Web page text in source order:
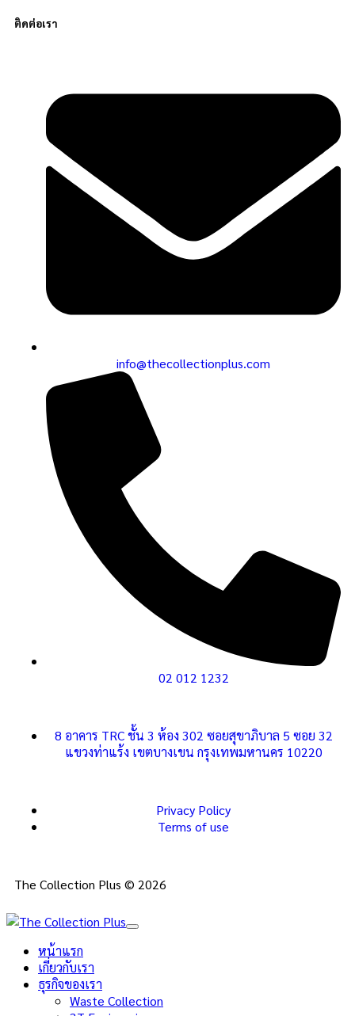
ติดต่อเรา
info@thecollectionplus.com
02 012 1232
8 อาคาร TRC ชั้น 3 ห้อง 302 ซอยสุขาภิบาล 5 ซอย 32
แขวงท่าแร้ง เขตบางเขน กรุงเทพมหานคร 10220
The Collection Plus © 2026
Privacy Policy
Terms of use
หน้าแรก
เกี่ยวกับเรา
ธุรกิจของเรา
Waste Collection